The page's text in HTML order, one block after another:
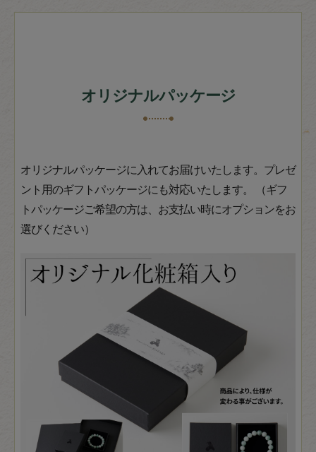
オリジナルパッケージ
オリジナルパッケージに入れてお届けいたします。プレゼ
ント用のギフトパッケージにも対応いたします。 （ギフ
トパッケージご希望の方は、お支払い時にオプションをお
選びください）